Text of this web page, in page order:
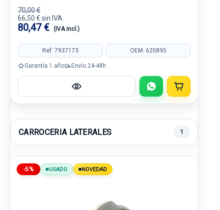
70,00 €
66,50 € sin IVA.
80,47 € (IVA incl.)
Ref: 7937173 OEM: 620895
Garantía 1 año Envío 24-48h
CARROCERIA LATERALES 1
-5% USADO NOVEDAD